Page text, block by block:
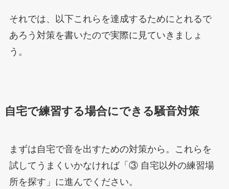
それでは、以下これらを達成するためにとれるで
あろう対策を書いたので実際に見ていきましょ
う。
自宅で練習する場合にできる騒音対策
まずは自宅で音を出すための対策から。これらを
試してうまくいかなければ「③ 自宅以外の練習場
所を探す」に進んでください。